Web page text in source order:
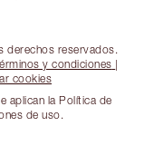
derechos reservados.
y condiciones |
cookies
aplican la Política de
de uso.